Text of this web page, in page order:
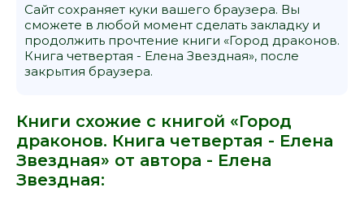
Сайт сохраняет куки вашего браузера. Вы
сможете в любой момент сделать закладку и
продолжить прочтение книги «Город драконов.
Книга четвертая - Елена Звездная», после
закрытия браузера.
Книги схожие с книгой «Город
драконов. Книга четвертая - Елена
Звездная» от автора - Елена
Звездная: